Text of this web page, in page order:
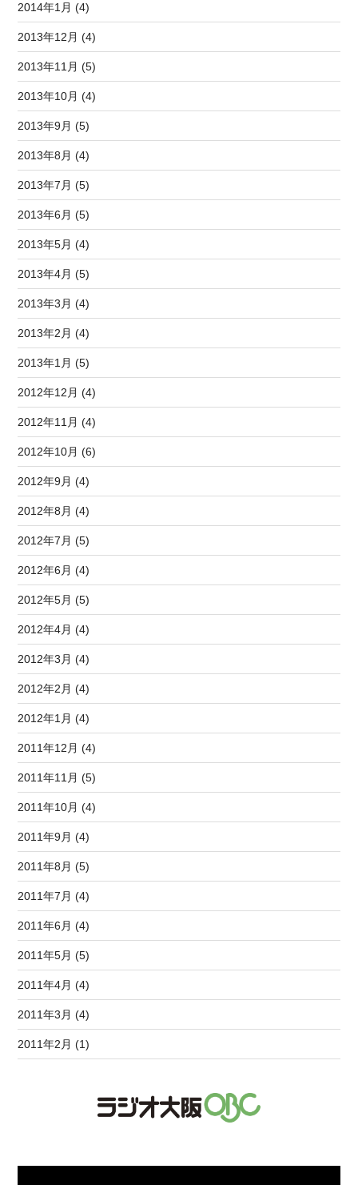
2014年1月 (4)
2013年12月 (4)
2013年11月 (5)
2013年10月 (4)
2013年9月 (5)
2013年8月 (4)
2013年7月 (5)
2013年6月 (5)
2013年5月 (4)
2013年4月 (5)
2013年3月 (4)
2013年2月 (4)
2013年1月 (5)
2012年12月 (4)
2012年11月 (4)
2012年10月 (6)
2012年9月 (4)
2012年8月 (4)
2012年7月 (5)
2012年6月 (4)
2012年5月 (5)
2012年4月 (4)
2012年3月 (4)
2012年2月 (4)
2012年1月 (4)
2011年12月 (4)
2011年11月 (5)
2011年10月 (4)
2011年9月 (4)
2011年8月 (5)
2011年7月 (4)
2011年6月 (4)
2011年5月 (5)
2011年4月 (4)
2011年3月 (4)
2011年2月 (1)